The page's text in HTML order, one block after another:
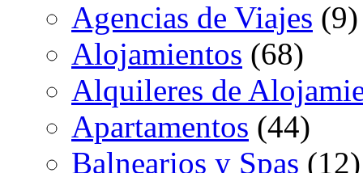
Agencias de Viajes (9)
Alojamientos (68)
Alquileres de
Apartamentos (44)
Balnearios y Spas (12)